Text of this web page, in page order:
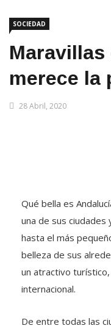
SOCIEDAD
Maravillas
merece la
28 Abril, 2020
Qué bella es
una de sus
hasta el más
belleza de sus
un atractivo
internacional.
De entre todas las